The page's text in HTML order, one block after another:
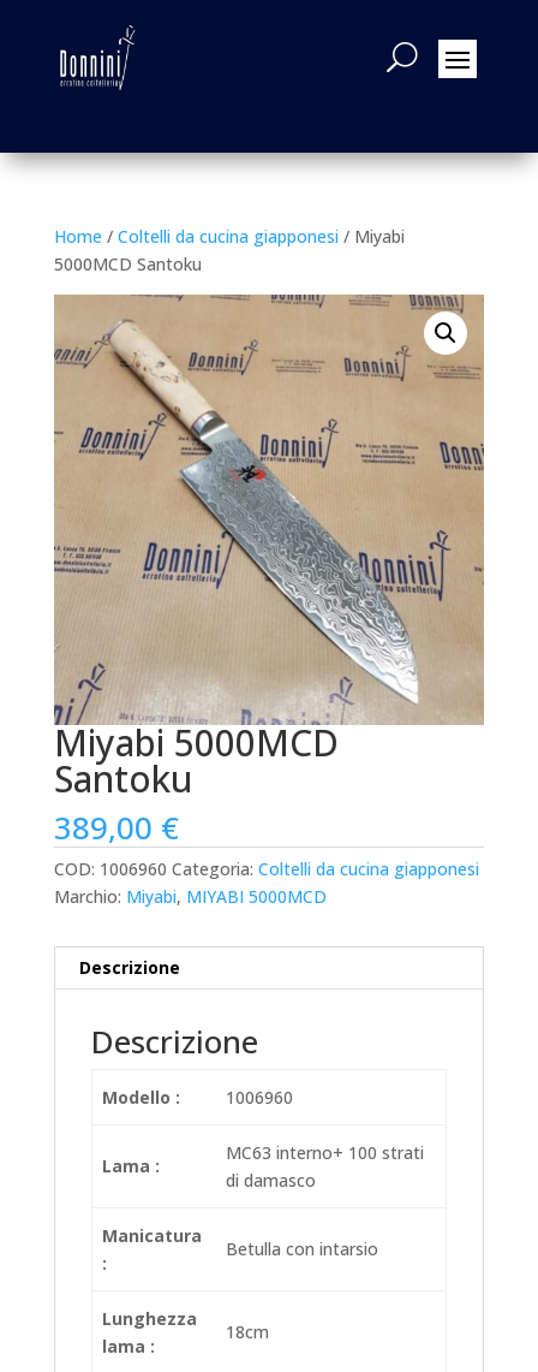
Home / Coltelli da cucina giapponesi / Miyabi
5000MCD Santoku
Miyabi 5000MCD
Santoku
389,00 €
COD: 1006960 Categoria: Coltelli da cucina giapponesi
Marchio: Miyabi, MIYABI 5000MCD
Descrizione
Descrizione
Modello : 1006960
Lama :
MC63 interno+ 100 strati
di damasco
Manicatura
:
Betulla con intarsio
Lunghezza
lama :
18cm